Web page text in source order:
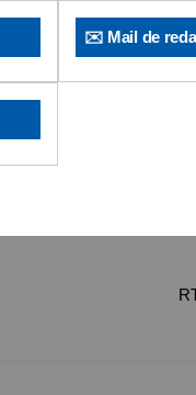
✉️ Mail de